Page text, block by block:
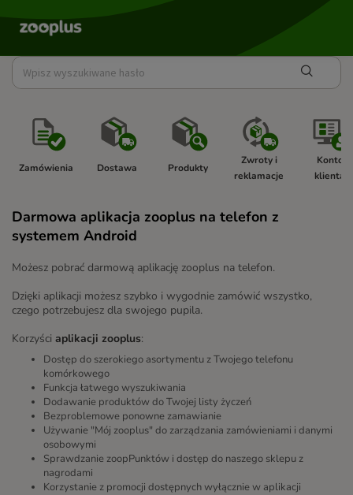
Zamówienia Dostawa Produkty
Zwroty i
reklamacje
Konto
klienta
Darmowa aplikacja zooplus na telefon z
systemem Android
Możesz pobrać darmową aplikację zooplus na telefon.
Dzięki aplikacji możesz szybko i wygodnie zamówić wszystko,
czego potrzebujesz dla swojego pupila.
Korzyści aplikacji zooplus:
Dostęp do szerokiego asortymentu z Twojego telefonu
komórkowego
Funkcja łatwego wyszukiwania
Dodawanie produktów do Twojej listy życzeń
Bezproblemowe ponowne zamawianie
Używanie "Mój zooplus" do zarządzania zamówieniami i danymi
osobowymi
Sprawdzanie zoopPunktów i dostęp do naszego sklepu z
nagrodami
Korzystanie z promocji dostępnych wyłącznie w aplikacji